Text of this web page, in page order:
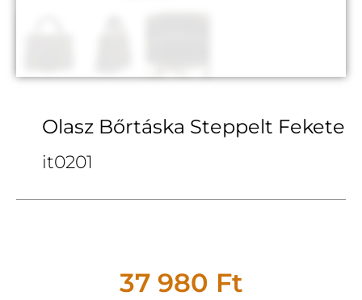
Olasz Bőrtáska Steppelt Fekete
it0201
37 980 Ft